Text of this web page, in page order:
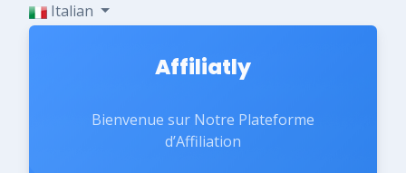
Italian
Affiliatly
Bienvenue sur Notre Plateforme
d’Affiliation